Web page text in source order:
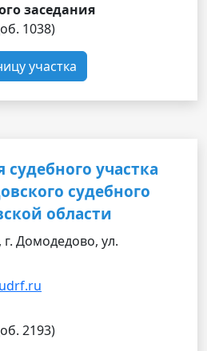
заседания
1038)
участка
участка
судебного
области
Домодедово, ул.
2193)